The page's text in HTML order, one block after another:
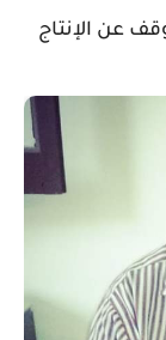
عن الإنتاج